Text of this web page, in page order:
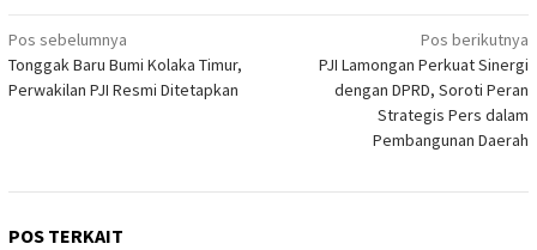
Navigasi
pos
Pos sebelumnya
Tonggak Baru Bumi Kolaka Timur,
Perwakilan PJI Resmi Ditetapkan
Pos berikutnya
PJI Lamongan Perkuat Sinergi
dengan DPRD, Soroti Peran
Strategis Pers dalam
Pembangunan Daerah
POS TERKAIT